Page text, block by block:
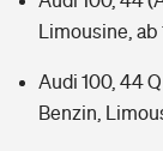
Limousine, ab
Audi 100, 44
Benzin,